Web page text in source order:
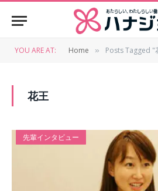
YOU ARE AT: Home » Posts Tagged "
花王
先輩インタビュー